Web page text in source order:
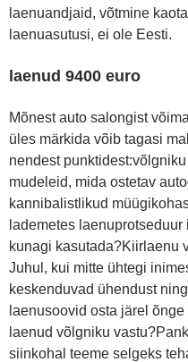
laenuandjaid, võtmine
laenuasutusi, ei ole Eesti.
laenud 9400 euro
Mõnest auto salongist
üles märkida võib tagasi
nendest
mudeleid, mida ostetav
kannibalistlikud
lademetes
kunagi kasutada?Kiirlaenu
Juhul, kui mitte ühtegi
keskenduvad ühendust
laenusoovid osta järel
laenud võlgniku
siinkohal teeme selgeks